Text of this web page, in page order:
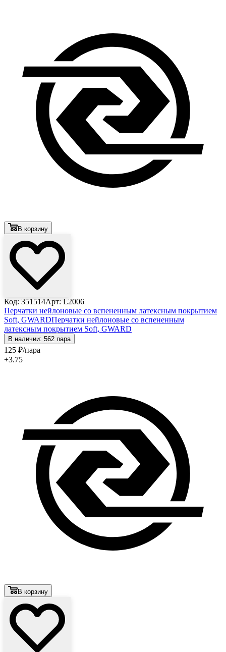
В корзину
Код: 351514Арт: L2006
Перчатки нейлоновые со вспененным латексным покрытием
Soft, GWARDПерчатки нейлоновые со вспененным
латексным покрытием Soft, GWARD
В наличии: 562 пара
125 ₽/пара
+3.75
В корзину